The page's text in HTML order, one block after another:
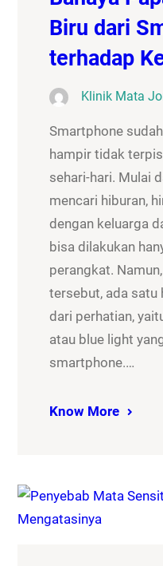
Biru dari
terhadap
Klinik Mata
Smartphone
hampir tidak
sehari-hari. Mulai
mencari hiburan,
dengan keluarga
bisa dilakukan
perangkat.
tersebut, ada satu
dari perhatian,
atau blue light
smartphone.…
Know More